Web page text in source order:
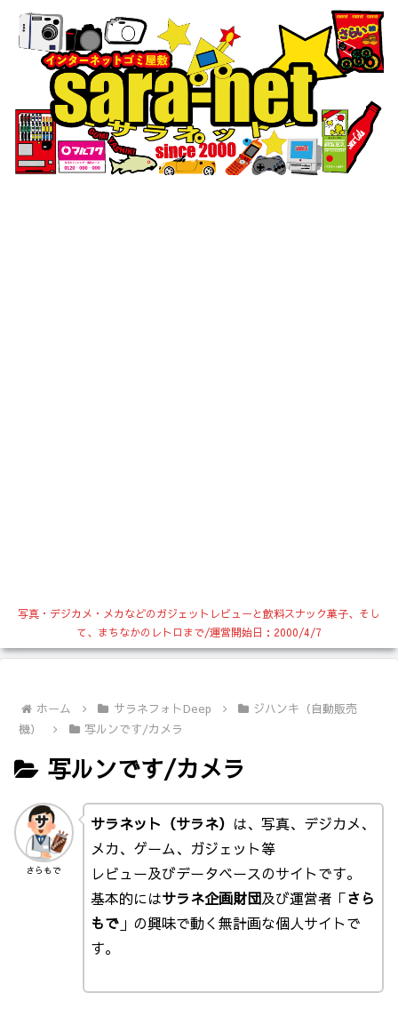
写真・デジカメ・メカなどのガジェットレビューと飲料スナック菓子、そし
て、まちなかのレトロまで/運営開始日：2000/4/7
ホーム サラネフォトDeep
ジハンキ（自動販売
機）
写ルンです/カメラ
写ルンです/カメラ
さらもで
サラネット（サラネ） は、写真、デジカメ、
メカ、ゲーム、ガジェット等
レビュー及びデータベースのサイトです。
基本的にはサラネ企画財団及び運営者「さら
もで」の興味で動く無計画な個人サイトで
す。